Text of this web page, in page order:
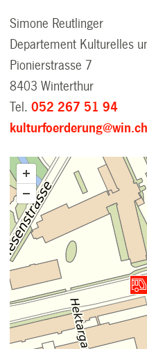
Simone Reutlinger
Departement Kulturelles
Pionierstrasse 7
8403 Winterthur
Tel.052 267 51 94
kulturfoerderung@win.ch